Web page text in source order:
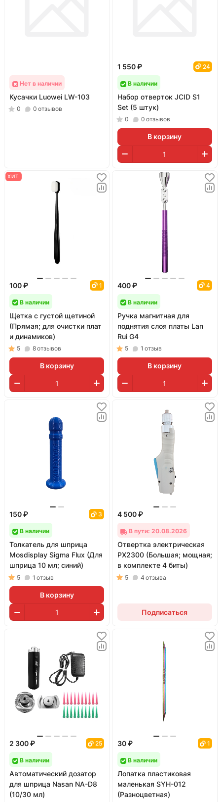
Нет в наличии
Кусачки Luowei LW-103
0 0 отзывов
1 550 ₽ 24
В наличии
Набор отверток JCID S1
Set (5 штук)
0 0 отзывов
В корзину
ХИТ
100 ₽ 1
В наличии
Щетка с густой щетиной
(Прямая; для очистки плат
и динамиков)
5 8отзывов
В корзину
400 ₽ 4
В наличии
Ручка магнитная для
поднятия слоя платы Lan
Rui G4
5 1 отзыв
В корзину
150 ₽ 3
В наличии
Толкатель для шприца
Mosdisplay Sigma Flux (Для
шприца 10 мл; синий)
5 1 отзыв
В корзину
4 500 ₽
В пути: 20.08.2026
Отвертка электрическая
PX2300 (Большая; мощная;
в комплекте 4 биты)
5 4 отзыва
Подписаться
2 300 ₽ 25
В наличии
Автоматический дозатор
для шприца Nasan NA-D8
(10/30 мл)
30 ₽ 1
В наличии
Лопатка пластиковая
маленькая SYH-012
(Разноцветная)